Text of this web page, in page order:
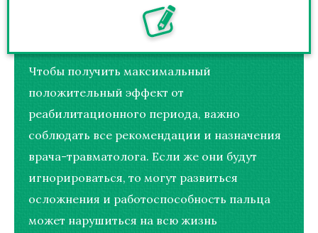
Чтобы получить максимальный
положительный эффект от
реабилитационного периода, важно
соблюдать все рекомендации и назначения
врача-травматолога. Если же они будут
игнорироваться, то могут развиться
осложнения и работоспособность пальца
может нарушиться на всю жизнь